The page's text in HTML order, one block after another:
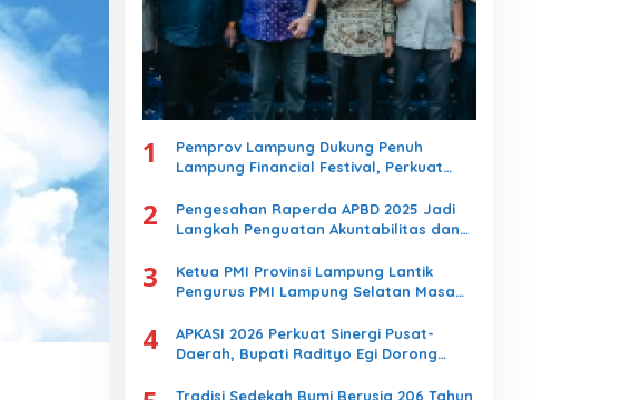
1
Pemprov Lampung Dukung Penuh
Lampung Financial Festival, Perkuat
2
Pengesahan Raperda APBD 2025 Jadi
Langkah Penguatan Akuntabilitas dan
3
Ketua PMI Provinsi Lampung Lantik
Pengurus PMI Lampung Selatan Masa
Kemanusiaan
4
APKASI 2026 Perkuat Sinergi Pusat-
Daerah, Bupati Radityo Egi Dorong
Lampung Selatan
Tradisi Sedekah Bumi Berusia 206 Tahun